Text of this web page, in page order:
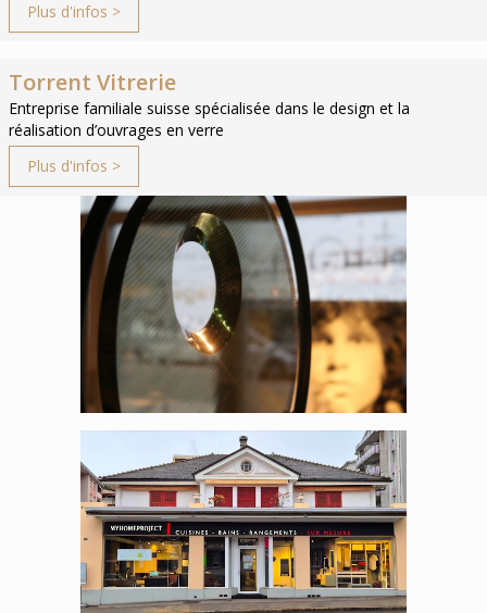
Plus d'infos >
Torrent Vitrerie
Entreprise familiale suisse spécialisée dans le design et la
réalisation d’ouvrages en verre
Plus d'infos >